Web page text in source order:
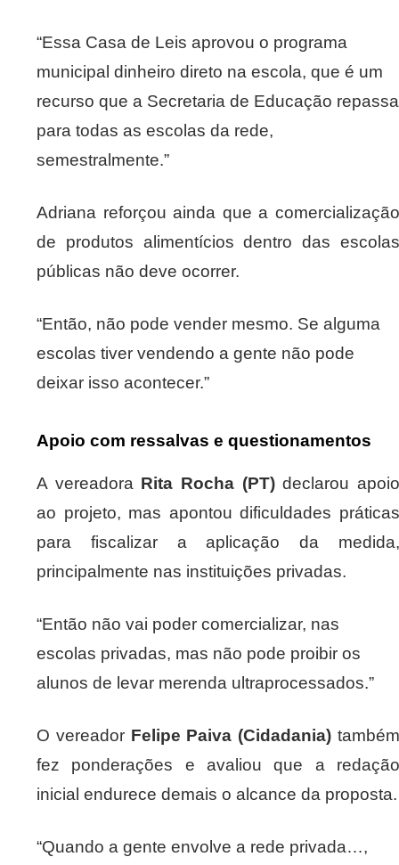
“Essa Casa de Leis aprovou o programa
municipal dinheiro direto na escola, que é um
recurso que a Secretaria de Educação repassa
para todas as escolas da rede,
semestralmente.”
Adriana reforçou ainda que a comercialização
de produtos alimentícios dentro das escolas
públicas não deve ocorrer.
“Então, não pode vender mesmo. Se alguma
escolas tiver vendendo a gente não pode
deixar isso acontecer.”
Apoio com ressalvas e questionamentos
A vereadora Rita Rocha (PT)declarou
ao projeto, mas apontou dificuldades práticas
para fiscalizar a aplicação da medida,
principalmente nas instituições privadas.
“Então não vai poder comercializar, nas
escolas privadas, mas não pode proibir os
alunos de levar merenda ultraprocessados.”
O vereador Felipe Paiva (Cidadania)
fez ponderações e avaliou que a redação
inicial endurece demais o alcance da proposta.
“Quando a gente envolve a rede privada…,